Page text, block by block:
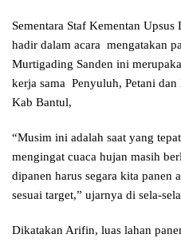
Sementara Staf Kementan
hadir dalam acara mengatakan
Murtigading Sanden ini
kerja sama Penyuluh, Petani
Kab Bantul,
“Musim ini adalah saat yang
mengingat cuaca hujan masih
dipanen harus segara kita panen
sesuai target,” ujarnya di sela-
Dikatakan Arifin, luas lahan